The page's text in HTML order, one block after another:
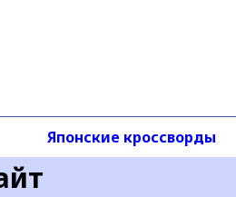
Японские кроссворды